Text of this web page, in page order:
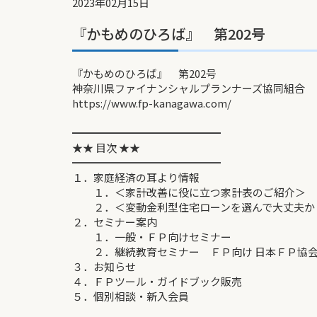
『かもめのひろば』 第202号
『かもめのひろば』 第202号
神奈川県ファイナンシャルプランナーズ協同組合
https://www.fp-kanagawa.com/
━━━━━━━━━━━━━━
★★ 目次 ★★
━━━━━━━━━━━━━━
１．家庭経済の耳より情報
１．＜家計改善に役に立つ家計表のご紹介＞
２．＜変動金利型住宅ローンを選んで大丈夫か
２．セミナー案内
１．一般・ＦＰ向けセミナー
２．継続教育セミナー ＦＰ向け 日本ＦＰ協
３．お知らせ
４．ＦＰツール・ガイドブック販売
５．個別相談・新入会員